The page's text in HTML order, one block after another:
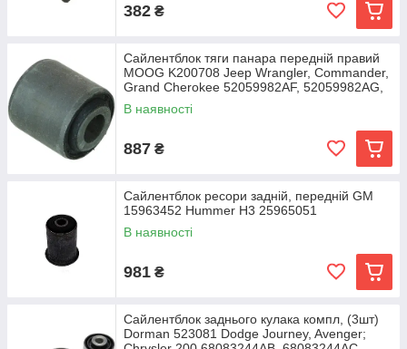
382 ₴
Сайлентблок тяги панара передній правий
MOOG K200708 Jeep Wrangler, Commander,
Grand Cherokee 52059982AF, 52059982AG,
52059983AF
В наявності
887 ₴
Cайлентблок ресори задній, передній GM
15963452 Hummer H3 25965051
В наявності
981 ₴
Сайлентблок заднього кулака компл, (3шт)
Dorman 523081 Dodge Journey, Avenger;